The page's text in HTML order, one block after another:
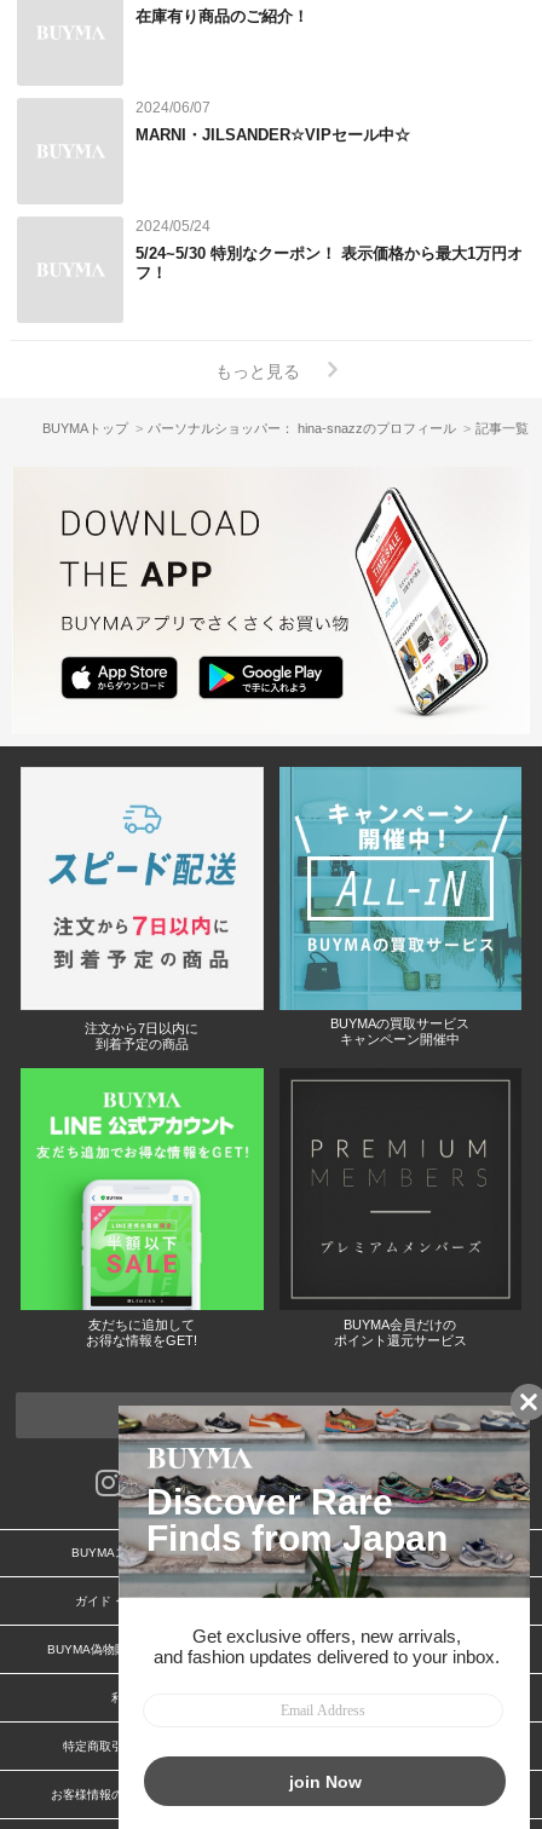
在庫有り商品のご紹介！
2024/06/07
MARNI・JILSANDER☆VIPセール中☆
2024/05/24
5/24~5/30 特別なクーポン！ 表示価格から最大1万円オ
フ！
もっと見る
BUYMAトップ パーソナルショッパー： hina-snazzのプロフィール 記事一覧
注文から7日以内に
到着予定の商品
BUYMAの買取サービス
キャンペーン開催中
友だちに追加して
お得な情報をGET!
BUYMA会員だけの
ポイント還元サービス
ページトップへ
BUYMAスタートガイド 安心への取り組み
ガイド・お問い合わせ かんたん購入ガイド
BUYMA偽物販売防止の取り組み BUYMA CARD
利用規約
特定商取引法に関する表記
お客様情報の外部送信について